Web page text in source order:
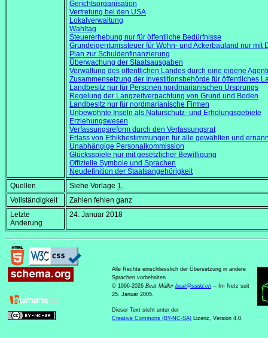
Gerichtsorganisation
Vertretung bei den USA
Lokalverwaltung
Wahltag
Steuererhebung nur für öffentliche Bedürfnisse
Grundeigentumssteuer für Wohn- und Ackerbauland nur mit
Plan zur Schuldenfinanzierung
Überwachung der Staatsausgaben
Verwaltung des öffentlichen Landes durch eine eigene
Zusammensetzung der Investitionsbehörde für öffentliches
Landbesitz nur für Personen nordmarianischen Ursprungs
Regelung der Langzeitverpachtung von Grund und Boden
Landbesitz nur für nordmarianische Firmen
Unbewohnte Inseln als Naturschutz- und Erholungsgebiete
Erziehungswesen
Verfassungsreform durch den Verfassungsrat
Erlass von Ethikbestimmungen für alle gewählten und
Unabhängige Personalkommission
Glücksspiele nur mit gesetzlicher Bewilligung
Offizielle Symbole und Sprachen
Neudefinition der Staatsangehörigkeit
Quellen
Siehe Vorlage 1.
Vollständigkeit
Zahlen fehlen ganz
Letzte
Änderung
24. Januar 2018
Alle Rechte einschliesslich der Übersetzung in andere
Sprachen vorbehalten
© 1996-2026 Beat Müller beat@sudd.ch -- Im Netz seit
25. Januar 2005.
Dieser Text steht unter der
Creative Commons (BY-NC-SA) Lizenz, Version 4.0.